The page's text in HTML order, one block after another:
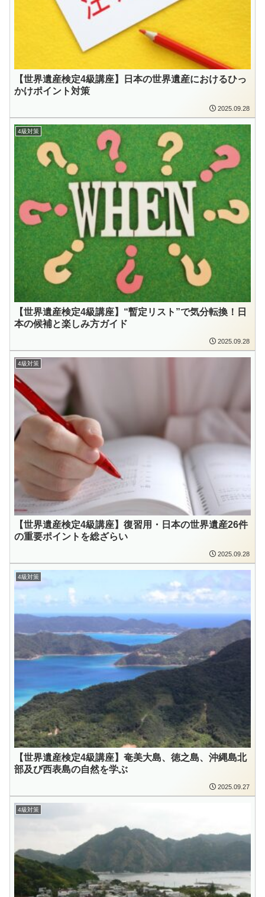
【世界遺産検定4級講座】日本の世界遺産におけるひっ
かけポイント対策
2025.09.28
4級対策
【世界遺産検定4級講座】“暫定リスト”で気分転換！日
本の候補と楽しみ方ガイド
2025.09.28
4級対策
【世界遺産検定4級講座】復習用・日本の世界遺産26件
の重要ポイントを総ざらい
2025.09.28
4級対策
【世界遺産検定4級講座】奄美大島、徳之島、沖縄島北
部及び西表島の自然を学ぶ
2025.09.27
4級対策